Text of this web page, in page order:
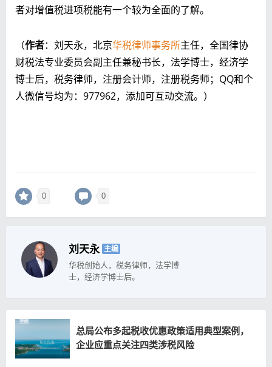
者对增值税进项税能有一个较为全面的了解。
（作者：刘天永，北京华税律师事务所主任，全国律协
财税法专业委员会副主任兼秘书长，法学博士，经济学
博士后，税务律师，注册会计师，注册税务师；QQ和个
人微信号均为：977962，添加可互动交流。）
0 0
刘天永 主编
华税创始人，税务律师，法学博
士，经济学博士后。
总局公布多起税收优惠政策适用典型案例，
企业应重点关注四类涉税风险